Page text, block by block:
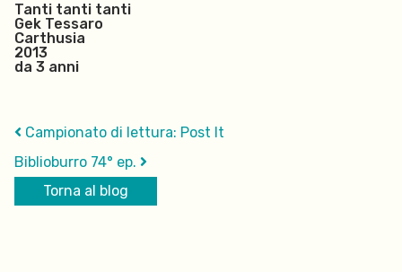
Tanti tanti tanti
Gek Tessaro
Carthusia
2013
da 3 anni
Campionato di lettura: Post It
Torna al blog
Biblioburro 74° ep.